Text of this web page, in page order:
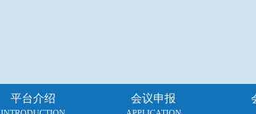
平台介绍 会议申报